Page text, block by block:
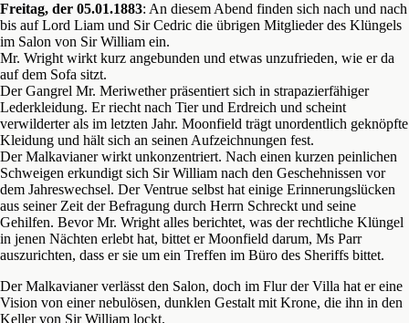
Freitag, der 05.01.1883: An diesem Abend finden sich nach und nach
bis auf Lord Liam und Sir Cedric die übrigen Mitglieder des Klüngels
im Salon von Sir William ein.
Mr. Wright wirkt kurz angebunden und etwas unzufrieden, wie er da
auf dem Sofa sitzt.
Der Gangrel Mr. Meriwether präsentiert sich in strapazierfähiger
Lederkleidung. Er riecht nach Tier und Erdreich und scheint
verwilderter als im letzten Jahr. Moonfield trägt unordentlich geknöpfte
Kleidung und hält sich an seinen Aufzeichnungen fest.
Der Malkavianer wirkt unkonzentriert. Nach einen kurzen peinlichen
Schweigen erkundigt sich Sir William nach den Geschehnissen vor
dem Jahreswechsel. Der Ventrue selbst hat einige Erinnerungslücken
aus seiner Zeit der Befragung durch Herrn Schreckt und seine
Gehilfen. Bevor Mr. Wright alles berichtet, was der rechtliche Klüngel
in jenen Nächten erlebt hat, bittet er Moonfield darum, Ms Parr
auszurichten, dass er sie um ein Treffen im Büro des Sheriffs bittet.
Der Malkavianer verlässt den Salon, doch im Flur der Villa hat er eine
Vision von einer nebulösen, dunklen Gestalt mit Krone, die ihn in den
Keller von Sir William lockt.